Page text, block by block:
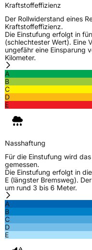
ZustandNeureifen
VerstärktXL
Felgenschutz
EU Label
Nasshaftung
Rollgeräusch (dB)71
FahrzeugklasseC1
Kraftstoffeffizienz
Der Rollwiderstand eines
Kraftstoffeffizienz.
Die Einstufung erfolgt in
(schlechtester Wert). Eine
ungefähr eine Einsparung
Kilometer.
A
B
C
D
E
Nasshaftung
Für die Einstufung wird
gemessen.
Die Einstufung erfolgt in
E (längster Bremsweg).
um rund 3 bis 6 Meter.
A
B
C
D
E